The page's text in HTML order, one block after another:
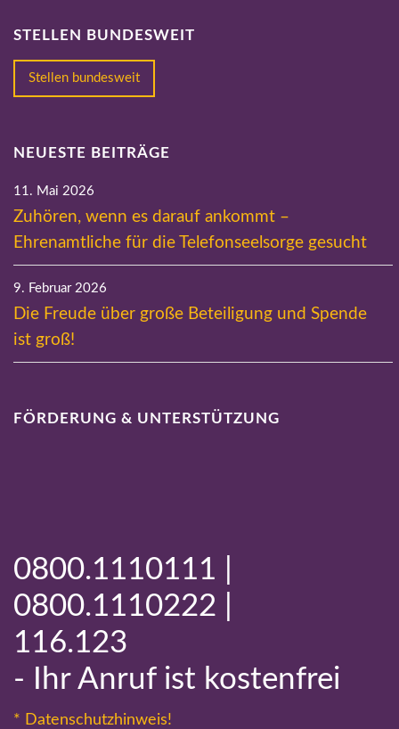
STELLEN BUNDESWEIT
Stellen bundesweit
NEUESTE BEITRÄGE
11. Mai 2026
Zuhören, wenn es darauf ankommt –
Ehrenamtliche für die Telefonseelsorge gesucht
9. Februar 2026
Die Freude über große Beteiligung und Spende
ist groß!
FÖRDERUNG & UNTERSTÜTZUNG
0800.1110111 |
0800.1110222 |
116.123
- Ihr Anruf ist kostenfrei
* Datenschutzhinweis!